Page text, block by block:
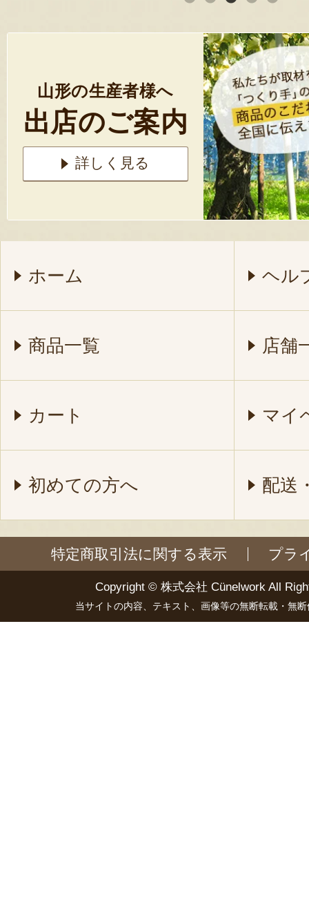
山形の生産者様へ
出店のご案内
詳しく見る
ホーム ヘル
商品一覧 店舗
カート マイ
初めての方へ 配送
特定商取引法に関する表示 プラ
Copyright © 株式会社 Cünelwork All
当サイトの内容、テキスト、画像等の無断転載・無